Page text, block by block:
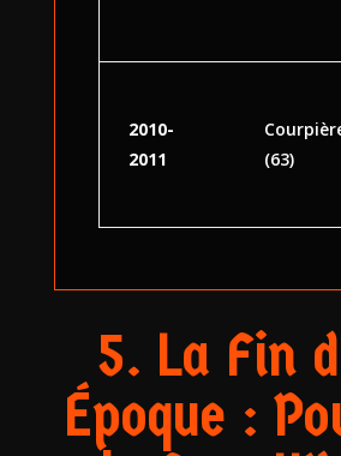
2010-
2011
(63)
5. La Fin
Époque :